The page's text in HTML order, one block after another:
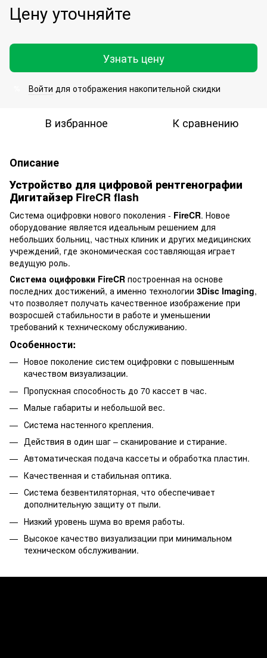
Цену уточняйте
Узнать цену
Войти для отображения накопительной скидки
В избранное К сравнению
Описание
Устройство для цифровой рентгенографии
Дигитайзер FireCR flash
Система оцифровки нового поколения - FireCR. Новое
оборудование является идеальным решением для
небольших больниц, частных клиник и других медицинских
учреждений, где экономическая составляющая играет
ведущую роль.
Система оцифровки FireCR построенная на основе
последних достижений, а именно технологии 3Disc Imaging,
что позволяет получать качественное изображение при
возросшей стабильности в работе и уменьшении
требований к техническому обслуживанию.
Особенности:
Новое поколение систем оцифровки с повышенным
качеством визуализации.
Пропускная способность до 70 кассет в час.
Малые габариты и небольшой вес.
Система настенного крепления.
Действия в один шаг – сканирование и стирание.
Автоматическая подача кассеты и обработка пластин.
Качественная и стабильная оптика.
Система безвентиляторная, что обеспечивает
дополнительную защиту от пыли.
Низкий уровень шума во время работы.
Высокое качество визуализации при минимальном
техническом обслуживании.